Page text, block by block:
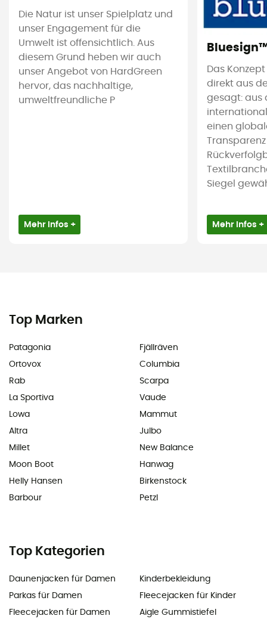
Die Natur ist unser Spielplatz und
unser Engagement für die
Umwelt ist offensichtlich. Aus
diesem Grund heben wir auch
unser Angebot von HardGreen
hervor, das nachhaltige,
umweltfreundliche P
Mehr Infos +
Das
direkt aus
gesagt: aus
einen
Siegel
Mehr Infos +
Top Marken
Patagonia
Ortovox
Rab
La Sportiva
Lowa
Altra
Millet
Moon Boot
Helly Hansen
Barbour
Fjällräven
Columbia
Scarpa
Vaude
Mammut
Julbo
New Balance
Hanwag
Birkenstock
Petzl
Top Kategorien
Daunenjacken für Damen
Parkas für Damen
Fleecejacken für Damen
Kinderbekleidung
Fleecejacken für Kinder
Aigle Gummistiefel